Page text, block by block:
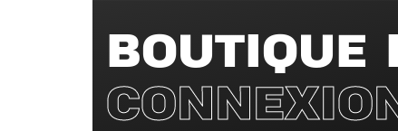
BOUTIQUE